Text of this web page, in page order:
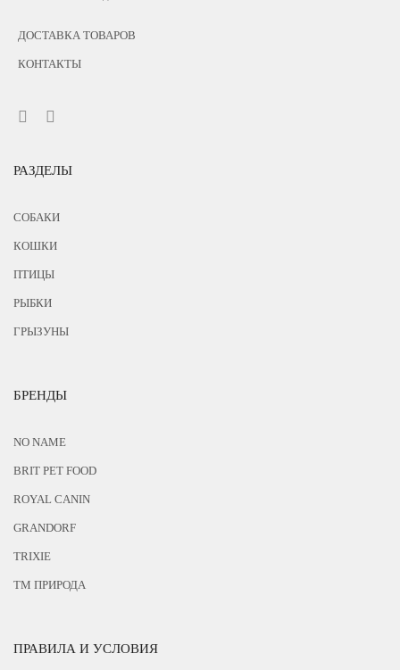
ДОСТАВКА ТОВАРОВ
КОНТАКТЫ
РАЗДЕЛЫ
СОБАКИ
КОШКИ
ПТИЦЫ
РЫБКИ
ГРЫЗУНЫ
БРЕНДЫ
NO NAME
BRIT PET FOOD
ROYAL CANIN
GRANDORF
TRIXIE
ТМ ПРИРОДА
ПРАВИЛА И УСЛОВИЯ